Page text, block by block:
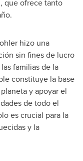
, que ofrece tanto
hizo una
sin fines de lucro
familias de la
constituye la base
y apoyar el
de todo el
es crucial para la
y la